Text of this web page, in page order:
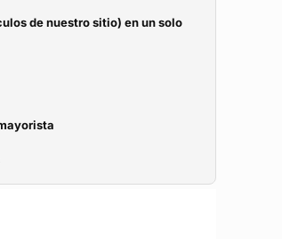
de nuestro sitio) en un solo